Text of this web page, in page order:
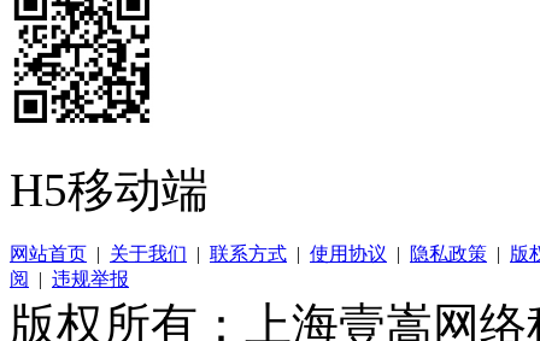
H5移动端
网站首页 | 关于我们 | 联系方式 | 使用协议 | 隐私政策 | 版
阅
| 违规举报
版权所有：上海壹嵩网